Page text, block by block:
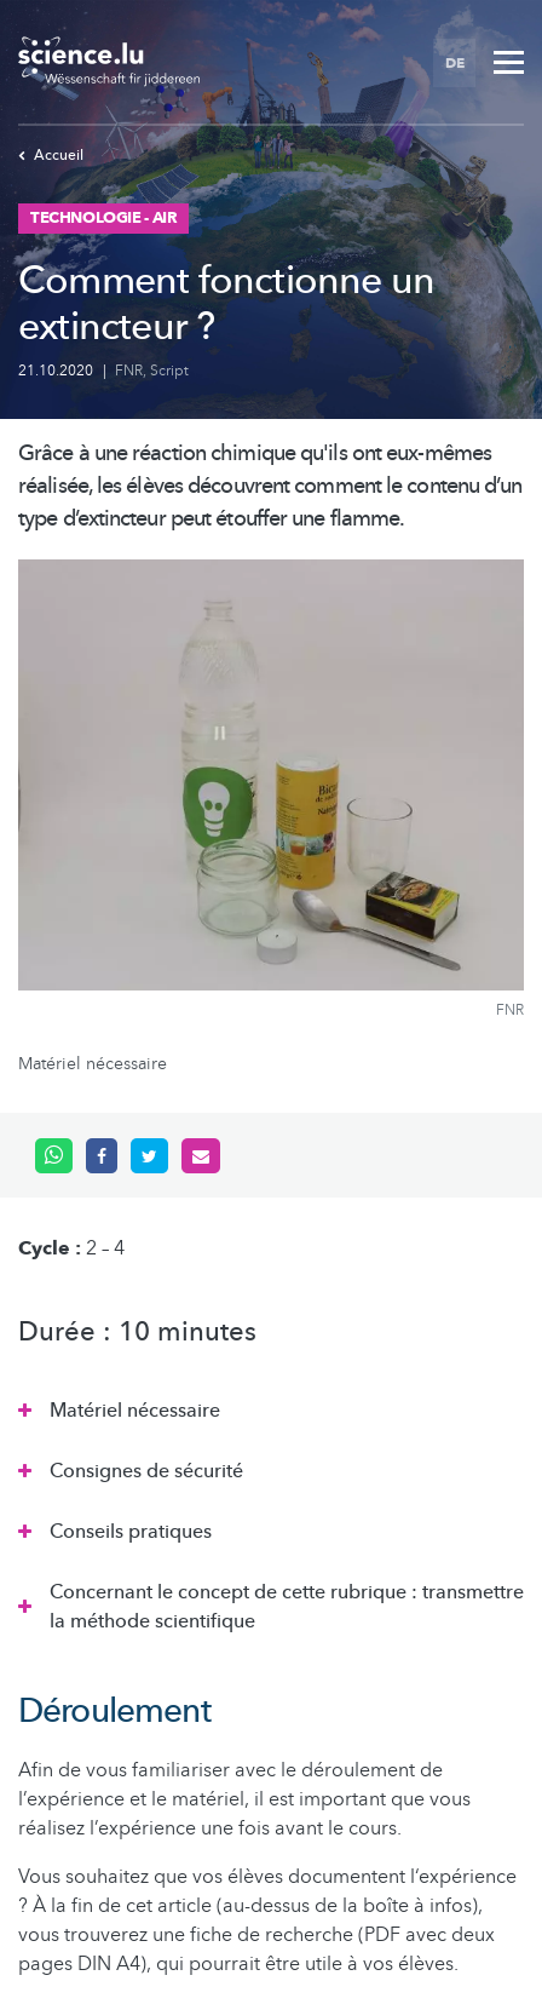
to
main
content
DE
Accueil
TECHNOLOGIE - AIR
Comment fonctionne un
extincteur ?
21.10.2020 | FNR, Script
Grâce à une réaction chimique qu'ils ont eux-mêmes
réalisée, les élèves découvrent comment le contenu d’un
type d’extincteurpeut étouffer une flamme.
FNR
Matériel nécessaire
Cycle : 2 – 4
Durée : 10 minutes
Matériel nécessaire
Consignes de sécurité
Conseils pratiques
Concernant le concept de cette rubrique : transmettre
la méthode scientifique
Déroulement
Afin de vous familiariser avec le déroulement de
l’expérience et le matériel, il est important que vous
réalisez l’expérience une fois avant le cours.
Vous souhaitez que vos élèves documentent l‘expérience
? À la fin de cet article (au-dessus de la boîte à infos),
vous trouverez une fiche de recherche (PDF avec deux
pages DIN A4), qui pourrait être utile à vos élèves.